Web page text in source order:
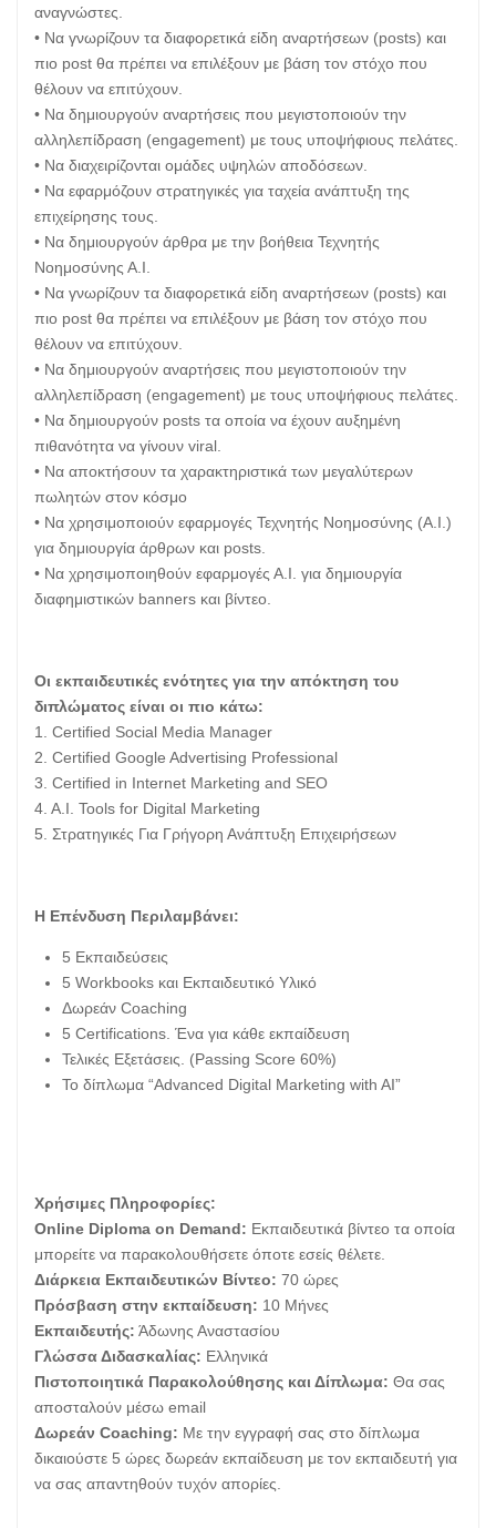
αναγνώστες.
• Να γνωρίζουν τα διαφορετικά είδη αναρτήσεων (posts) και
πιο post θα πρέπει να επιλέξουν με βάση τον στόχο που
θέλουν να επιτύχουν.
• Να δημιουργούν αναρτήσεις που μεγιστοποιούν την
αλληλεπίδραση (engagement) με τους υποψήφιους πελάτες.
• Να διαχειρίζονται ομάδες υψηλών αποδόσεων.
• Να εφαρμόζουν στρατηγικές για ταχεία ανάπτυξη της
επιχείρησης τους.
• Να δημιουργούν άρθρα με την βοήθεια Τεχνητής
Νοημοσύνης Α.Ι.
• Να γνωρίζουν τα διαφορετικά είδη αναρτήσεων (posts) και
πιο post θα πρέπει να επιλέξουν με βάση τον στόχο που
θέλουν να επιτύχουν.
• Να δημιουργούν αναρτήσεις που μεγιστοποιούν την
αλληλεπίδραση (engagement) με τους υποψήφιους πελάτες.
• Να δημιουργούν posts τα οποία να έχουν αυξημένη
πιθανότητα να γίνουν viral.
• Να αποκτήσουν τα χαρακτηριστικά των μεγαλύτερων
πωλητών στον κόσμο
• Να χρησιμοποιούν εφαρμογές Τεχνητής Νοημοσύνης (Α.Ι.)
για δημιουργία άρθρων και posts.
• Να χρησιμοποιηθούν εφαρμογές Α.Ι. για δημιουργία
διαφημιστικών banners και βίντεο.
Οι εκπαιδευτικές ενότητες για την απόκτηση του
διπλώματος είναι οι πιο κάτω:
1. Certified Social Media Manager
2. Certified Google Advertising Professional
3. Certified in Internet Marketing and SEO
4. A.I. Tools for Digital Marketing
5. Στρατηγικές Για Γρήγορη Ανάπτυξη Επιχειρήσεων
Η Επένδυση Περιλαμβάνει:
5 Εκπαιδεύσεις
5 Workbooks και Εκπαιδευτικό Υλικό
Δωρεάν Coaching
5 Certifications. Ένα για κάθε εκπαίδευση
Τελικές Εξετάσεις. (Passing Score 60%)
Το δίπλωμα “Advanced Digital Marketing with AI”
Χρήσιμες Πληροφορίες:
Online Diploma on Demand: Εκπαιδευτικά βίντεο τα οποία
μπορείτε να παρακολουθήσετε όποτε εσείς θέλετε.
Διάρκεια Εκπαιδευτικών Βίντεο: 70 ώρες
Πρόσβαση στην εκπαίδευση: 10 Μήνες
Εκπαιδευτής: Άδωνης Αναστασίου
Γλώσσα Διδασκαλίας: Ελληνικά
Πιστοποιητικά Παρακολούθησης και Δίπλωμα: Θα σας
αποσταλούν μέσω email
Δωρεάν Coaching: Με την εγγραφή σας στο δίπλωμα
δικαιούστε 5 ώρες δωρεάν εκπαίδευση με τον εκπαιδευτή για
να σας απαντηθούν τυχόν απορίες.